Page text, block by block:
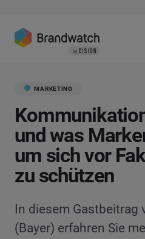
MARKETING
und was
um sich vor
zu schützen
In diesem Gastbeitrag
(Bayer) erfahren Sie